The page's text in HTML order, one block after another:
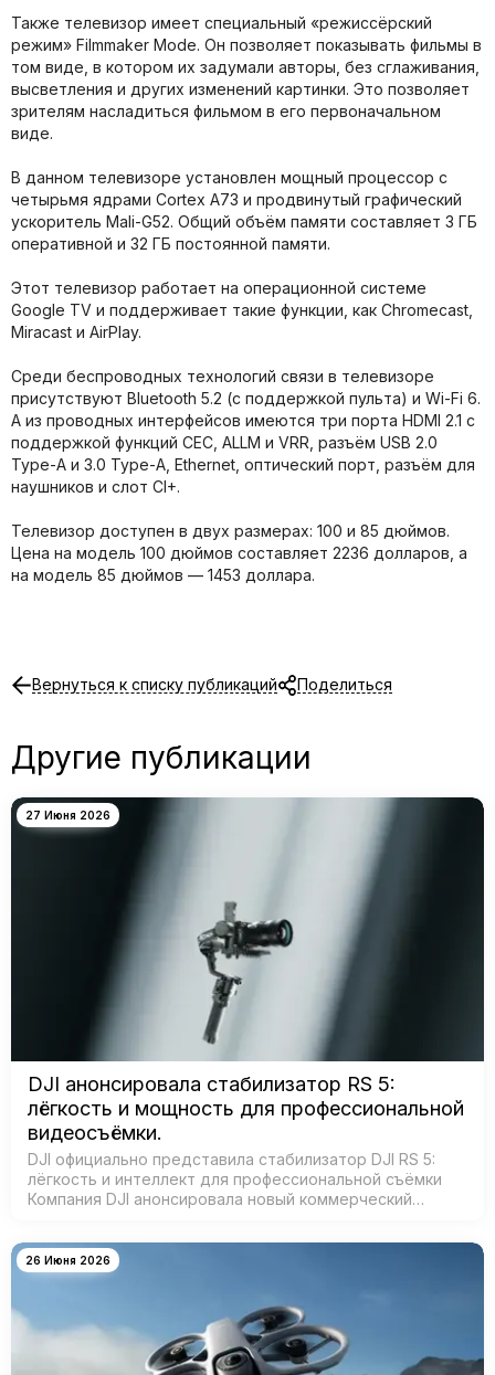
Также телевизор имеет специальный «режиссёрский
режим» Filmmaker Mode. Он позволяет показывать фильмы в
том виде, в котором их задумали авторы, без сглаживания,
высветления и других изменений картинки. Это позволяет
зрителям насладиться фильмом в его первоначальном
виде.
В данном телевизоре установлен мощный процессор с
четырьмя ядрами Cortex A73 и продвинутый графический
ускоритель Mali-G52. Общий объём памяти составляет 3 ГБ
оперативной и 32 ГБ постоянной памяти.
Этот телевизор работает на операционной системе
Google TV и поддерживает такие функции, как Chromecast,
Miracast и AirPlay.
Среди беспроводных технологий связи в телевизоре
присутствуют Bluetooth 5.2 (с поддержкой пульта) и Wi-Fi 6.
А из проводных интерфейсов имеются три порта HDMI 2.1 с
поддержкой функций CEC, ALLM и VRR, разъём USB 2.0
Type-A и 3.0 Type-A, Ethernet, оптический порт, разъём для
наушников и слот CI+.
Телевизор доступен в двух размерах: 100 и 85 дюймов.
Цена на модель 100 дюймов составляет 2236 долларов, а
на модель 85 дюймов — 1453 доллара.
Вернуться к списку публикаций Поделиться
Другие публикации
27 Июня 2026
DJI анонсировала стабилизатор RS 5:
лёгкость и мощность для профессиональной
видеосъёмки.
DJI официально представила стабилизатор DJI RS 5:
лёгкость и интеллект для профессиональной съёмки
Компания DJI анонсировала новый коммерческий
масштабным обновлением ключевых систе…
26 Июня 2026